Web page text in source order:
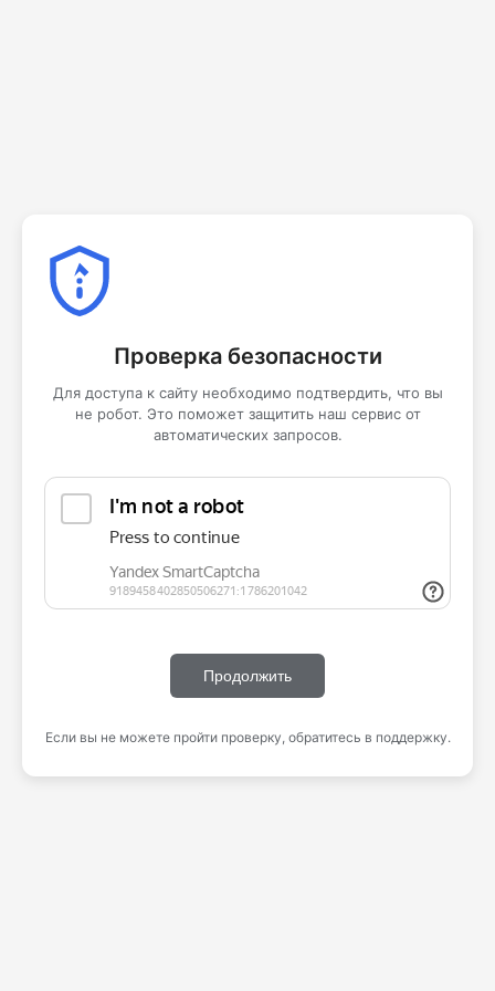
Проверка безопасности
Для доступа к сайту необходимо подтвердить, что вы
не робот. Это поможет защитить наш сервис от
автоматических запросов.
Продолжить
Если вы не можете пройти проверку, обратитесь в поддержку.